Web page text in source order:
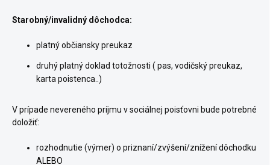
Starobný/invalidný dôchodca:
platný občiansky preukaz
druhý platný doklad totožnosti ( pas, vodičský preukaz,
karta poistenca..)
V prípade nevereného príjmu v sociálnej poisťovni bude potrebné
doložiť:
rozhodnutie (výmer) o priznaní/zvýšení/znížení dôchodku
ALEBO